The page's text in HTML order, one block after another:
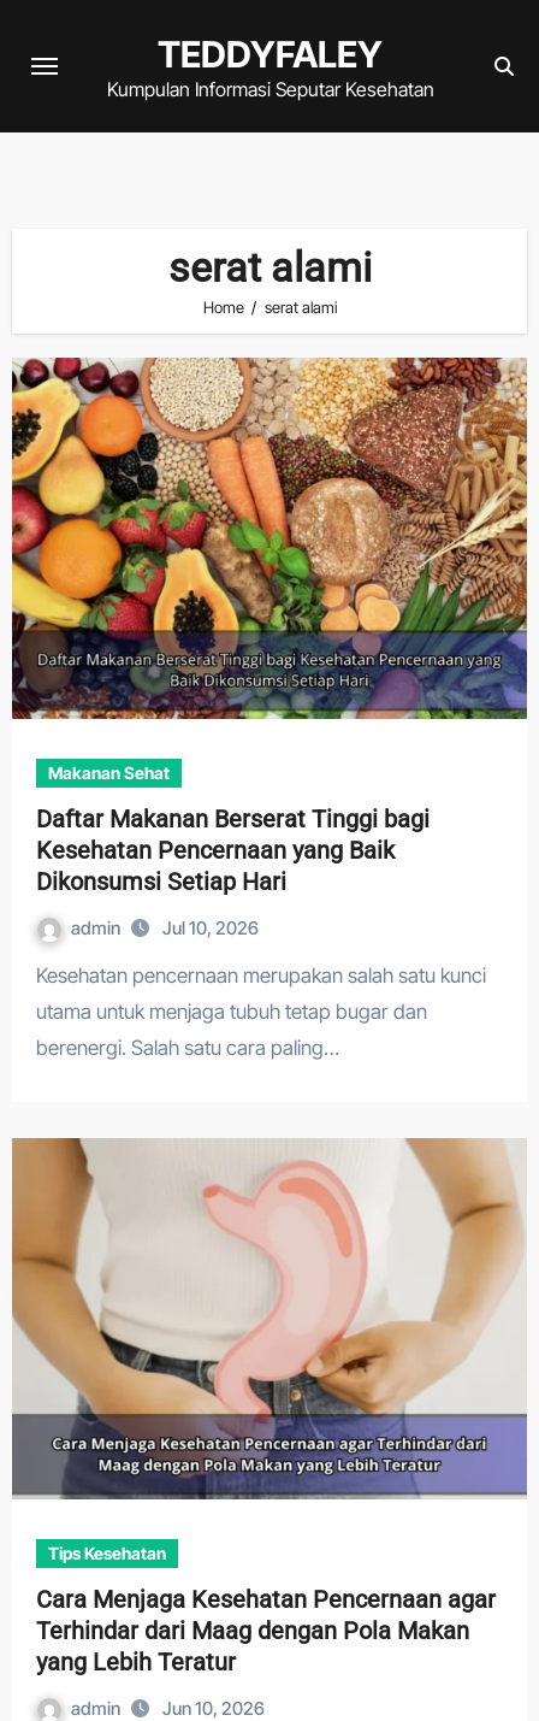
TEDDYFALEY
Kumpulan Informasi Seputar Kesehatan
serat alami
Home serat alami
Makanan Sehat
Daftar Makanan Berserat Tinggi bagi
Kesehatan Pencernaan yang Baik
Dikonsumsi Setiap Hari
admin Jul 10, 2026
Kesehatan pencernaan merupakan salah satu kunci
utama untuk menjaga tubuh tetap bugar dan
berenergi. Salah satu cara paling…
Tips Kesehatan
Cara Menjaga Kesehatan Pencernaan agar
Terhindar dari Maag dengan Pola Makan
yang Lebih Teratur
admin Jun 10, 2026